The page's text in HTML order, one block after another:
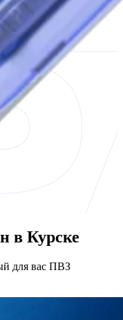
в Курске
для вас ПВЗ